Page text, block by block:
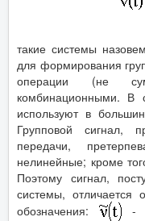
такие системы
для формирования
операции (не
комбинационными. В
используют в
Групповой сигнал,
передачи,
нелинейные; кроме
Поэтому сигнал,
системы,
обозначения:
-